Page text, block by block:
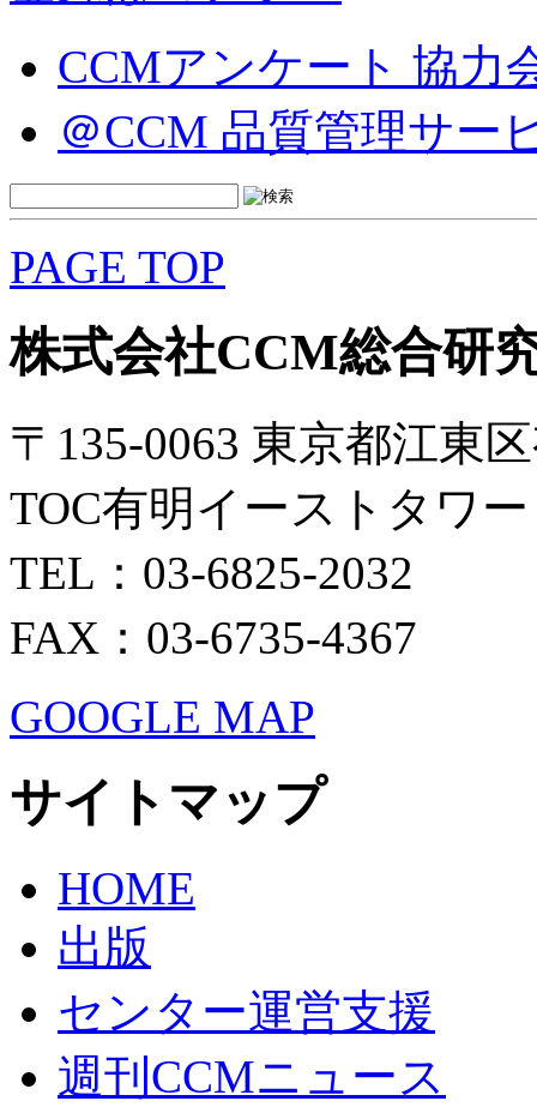
CCMアンケート 協力
＠CCM 品質管理サー
PAGE TOP
株式会社CCM総合研
〒135-0063 東京都江東
TOC有明イーストタワ
TEL：03-6825-2032
FAX：03-6735-4367
GOOGLE MAP
サイトマップ
HOME
出版
センター運営支援
週刊CCMニュース